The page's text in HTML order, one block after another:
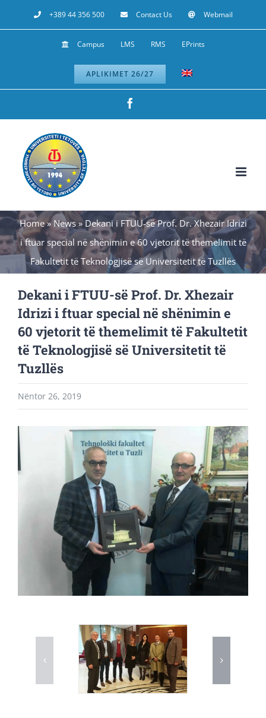
to
+389 44 356 500 Contact Us Webmail
Campus LMS RMS EPrints
APLIKIMET 26/27
Home» News» Dekani i FTUU-së Prof. Dr. Xhezair Idrizi
i ftuar special në shënimin e 60 vjetorit të themelimit të
Fakultetit të Teknologjisë së Universitetit të Tuzllës
Dekani i FTUU-së Prof. Dr. Xhezair
Idrizi i ftuar special në shënimin e
60 vjetorit të themelimit të Fakultetit
të Teknologjisë së Universitetit të
Tuzllës
Nëntor 26, 2019
View
Larger
Image